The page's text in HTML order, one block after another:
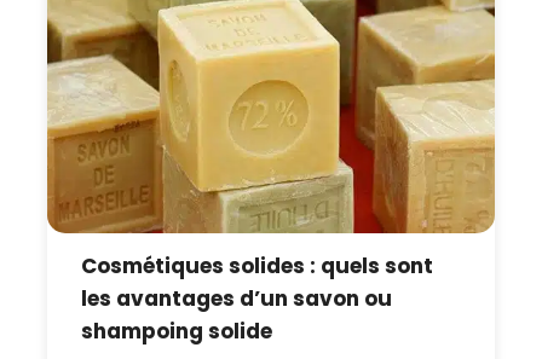
Cosmétiques solides : quels sont
les avantages d’un savon ou
shampoing solide